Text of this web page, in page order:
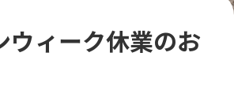
ウィーク休業のお